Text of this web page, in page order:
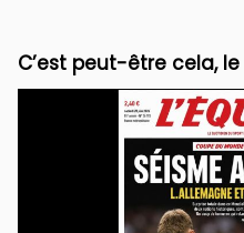
C’est peut-être cela,